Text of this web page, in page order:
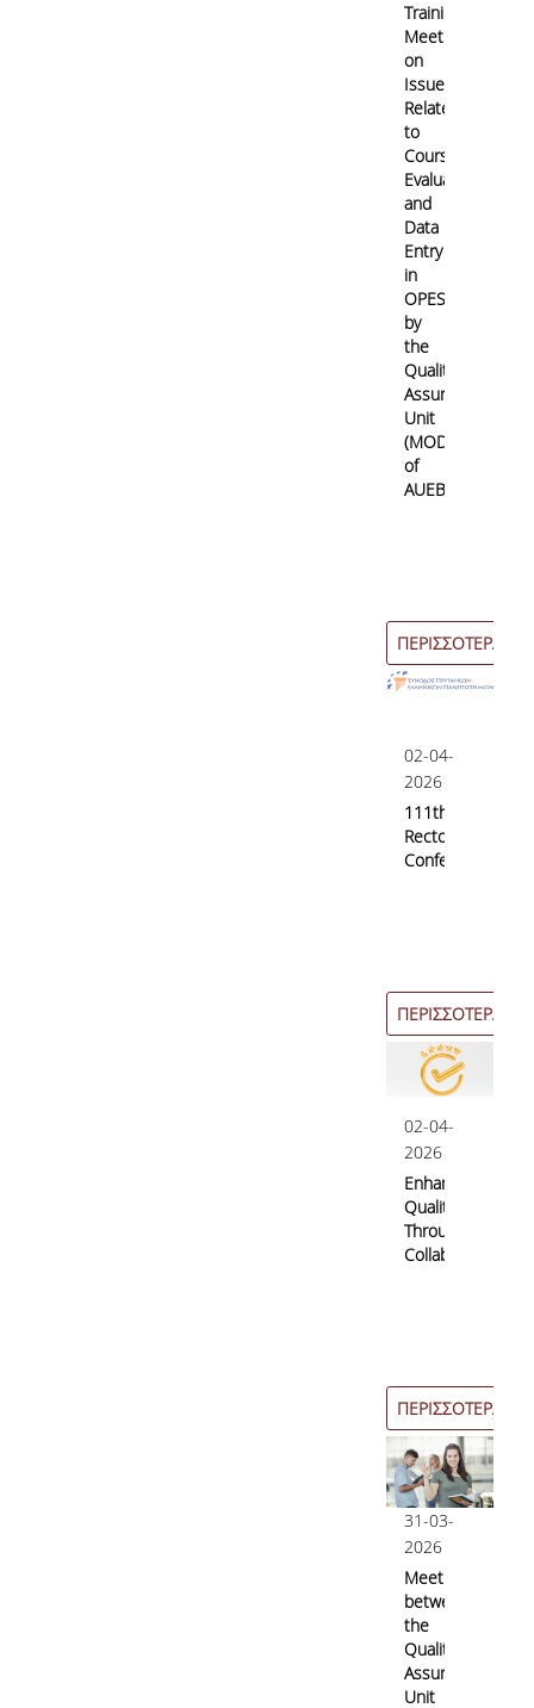
Training
Meetings
on
Issues
Related
to
Course/Teaching
Evaluation
and
Data
Entry
in
OPESP
by
the
Quality
Assurance
Unit
(MODIP)
of
AUEB
ΠΕΡΙΣΣΟΤΕΡΑ
02-04-
2026
111th
Rectors’
Conference
ΠΕΡΙΣΣΟΤΕΡΑ
02-04-
2026
Enhancing
Quality
Through
Collaboration
ΠΕΡΙΣΣΟΤΕΡΑ
31-03-
2026
Meeting
between
the
Quality
Assurance
Unit